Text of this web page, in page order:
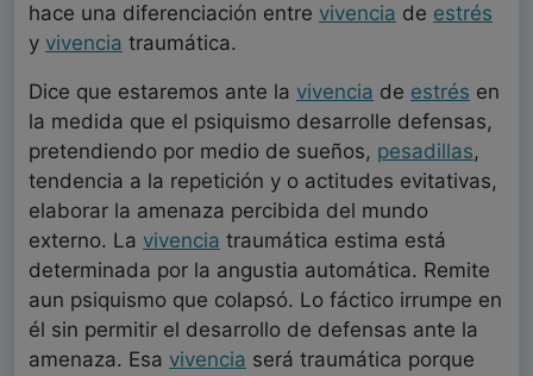
hace una diferenciación entre vivencia de estrés
y vivencia traumática.
Dice que estaremos ante la vivencia de estrés en
la medida que el psiquismo desarrolle defensas,
pretendiendo por medio de sueños, pesadillas,
tendencia a la repetición y o actitudes evitativas,
elaborar la amenaza percibida del mundo
externo. La vivencia traumática estima está
determinada por la angustia automática. Remite
aun psiquismo que colapsó. Lo fáctico irrumpe en
él sin permitir el desarrollo de defensas ante la
amenaza. Esa vivencia será traumática porque